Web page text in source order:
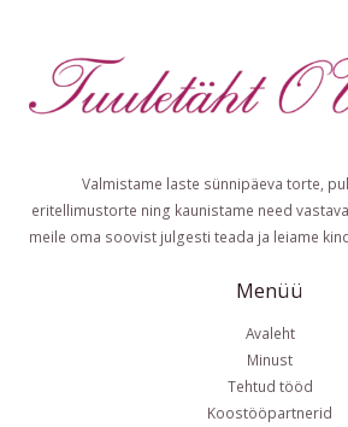
Valmistame laste sünnipäeva torte,
eritellimustorte ning kaunistame need
meile oma soovist julgesti teada ja leiame
Menüü
Avaleht
Minust
Tehtud tööd
Koostööpartnerid